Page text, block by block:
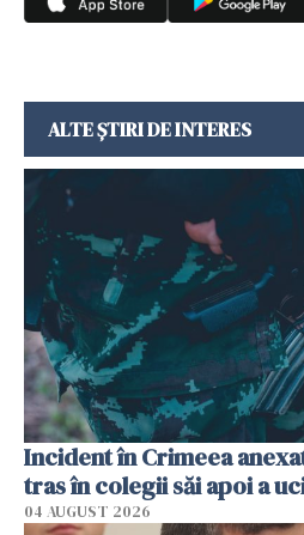
ALTE ȘTIRI DE INTERES
Incident în Crimeea
tras în colegii săi apoi a
04 AUGUST 2026